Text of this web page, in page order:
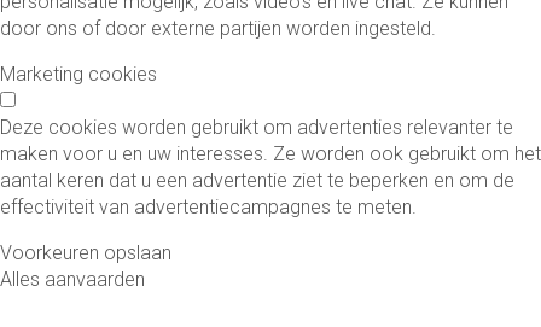
door ons of door externe partijen worden ingesteld.
Marketing cookies
Deze cookies worden gebruikt om advertenties relevanter te
maken voor u en uw interesses. Ze worden ook gebruikt om het
aantal keren dat u een advertentie ziet te beperken en om de
effectiviteit van advertentiecampagnes te meten.
Voorkeuren opslaan
Alles aanvaarden